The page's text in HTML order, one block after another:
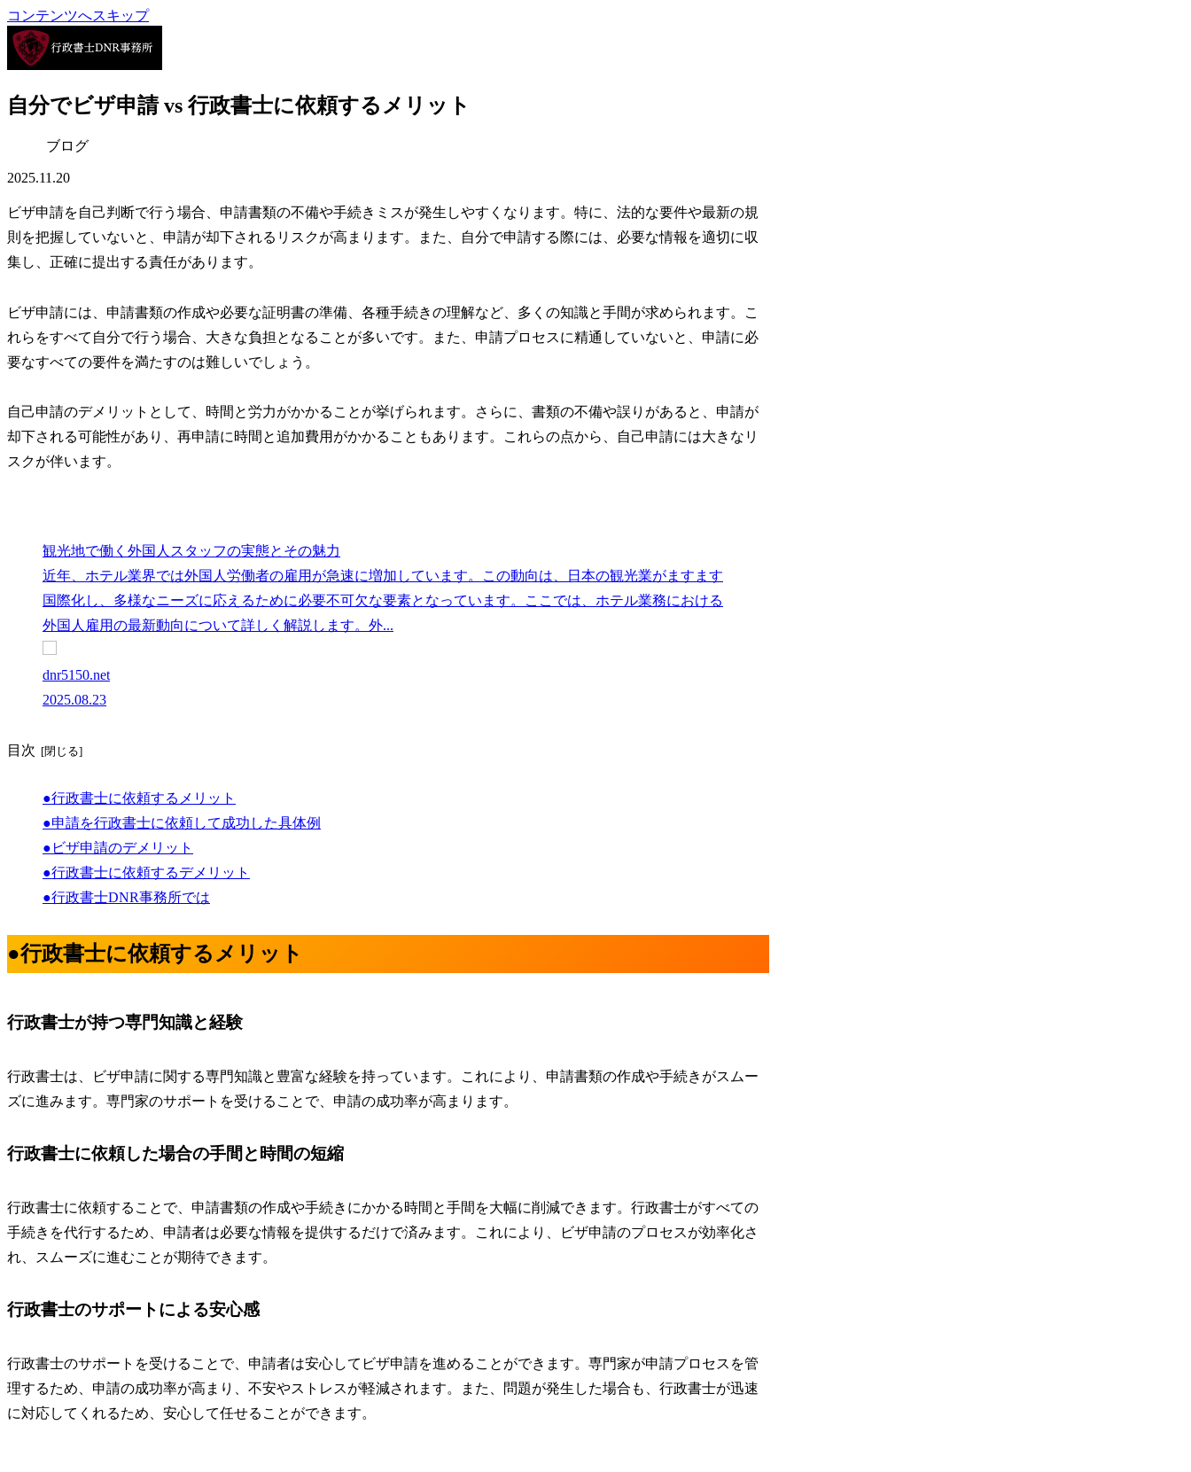
コンテンツへスキップ
自分でビザ申請 vs 行政書士に依頼するメリット
ブログ
2025.11.20
ビザ申請を自己判断で行う場合、申請書類の不備や手続きミスが発生しやすくなります。特に、法的な要件や最新の規
則を把握していないと、 申請が却下されるリスクが高まります。
また、自分で申請する際には、必要な情報を適切に収
集し、正確に提出する責任があります。
ビザ申請には、申請書類の作成や必要な証明書の準備、各種手続きの理解など、 多くの知識と手間が求められます。
こ
れらをすべて自分で行う場合、大きな負担となることが多いです。また、申請プロセスに精通していないと、申請に必
要なすべての要件を満たすのは難しいでしょう。
自己申請のデメリットとして、時間と労力がかかることが挙げられます。さらに、書類の不備や誤りがあると、申請が
却下される可能性があり、再申請に時間と追加費用がかかることもあります。これらの点から、自己申請には大きなリ
スクが伴います。
観光地で働く外国人スタッフの実態とその魅力
近年、ホテル業界では外国人労働者の雇用が急速に増加しています。この動向は、日本の観光業がますます
国際化し、多様なニーズに応えるために必要不可欠な要素となっています。ここでは、ホテル業務における
外国人雇用の最新動向について詳しく解説します。外...
dnr5150.net
2025.08.23
目次
●行政書士に依頼するメリット
●申請を行政書士に依頼して成功した具体例
●ビザ申請のデメリット
●行政書士に依頼するデメリット
●行政書士DNR事務所では
●行政書士に依頼するメリット
行政書士が持つ専門知識と経験
行政書士は、 ビザ申請に関する専門知識と豊富な経験を持っています。
これにより、申請書類の作成や手続きがスムー
ズに進みます。専門家のサポートを受けることで、申請の成功率が高まります。
行政書士に依頼した場合の手間と時間の短縮
行政書士に依頼することで、申請書類の作成や手続きにかかる時間と手間を大幅に削減できます。行政書士がすべての
手続きを代行するため、申請者は必要な情報を提供するだけで済みます。これにより、ビザ申請のプロセスが効率化さ
れ、スムーズに進むことが期待できます。
行政書士のサポートによる安心感
行政書士のサポートを受けることで、申請者は安心してビザ申請を進めることができます。専門家が申請プロセスを管
理するため、申請の成功率が高まり、 不安やストレスが軽減されます。また、問題が発生した場合も、行政書士が迅速
に対応してくれるため、安心して任せることができます。